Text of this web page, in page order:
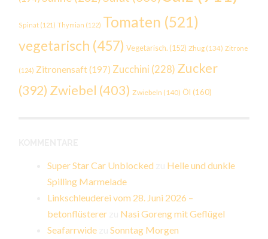
Spinat (121) Thymian (122) Tomaten (521)
vegetarisch (457) Vegetarisch. (152) Zhug (134) Zitrone
(124) Zitronensaft(197) Zucchini (228) Zucker
(392) Zwiebel (403) Zwiebeln (140) Öl (160)
Super Star Car Unblocked
Helle und dunkle
Spilling Marmelade
Linkschleuderei vom 28. Juni 2026 –
betonflüsterer
Nasi Goreng mit Geflügel
Seafarrwide zuSonntag Morgen